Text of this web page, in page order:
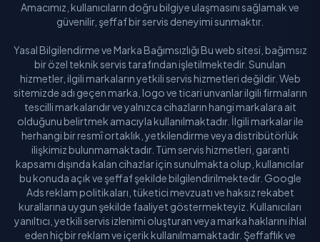
Amacımız, kullanıcıların doğru bilgiye ulaşmasını sağlamak ve
güvenilir, şeffaf bir servis deneyimi sunmaktır.
Yasal Bilgilendirme ve Marka Bağımsızlığı Bu web sitesi, bağımsız
bir özel teknik servis tarafından işletilmektedir. Sunulan
hizmetler, ilgili markaların yetkili servis hizmetleri değildir. Web
sitemizde adı geçen marka, logo ve ticari unvanlar ilgili firmaların
tescilli markalarıdır ve yalnızca cihazların hangi markalara ait
olduğunu belirtmek amacıyla kullanılmaktadır. İlgili markalar ile
herhangi bir resmî ortaklık, yetkilendirme veya distribütörlük
ilişkimiz bulunmamaktadır. Tüm servis hizmetleri, garanti
kapsamı dışında kalan cihazlar için sunulmakta olup, kullanıcılar
bu konuda açık ve şeffaf şekilde bilgilendirilmektedir. Google
Ads reklam politikaları, tüketici mevzuatı ve haksız rekabet
kurallarına uygun şekilde faaliyet göstermekteyiz. Kullanıcıları
yanıltıcı, yetkili servis izlenimi oluşturan veya marka haklarını ihlal
eden hiçbir reklam ve içerik kullanılmamaktadır. Şeffaflık ve